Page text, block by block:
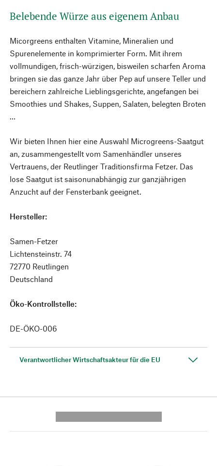
Belebende Würze aus eigenem Anbau
Micorgreens enthalten Vitamine, Mineralien und
Spurenelemente in komprimierter Form. Mit ihrem
vollmundigen, frisch-würzigen, bisweilen scharfen Aroma
bringen sie das ganze Jahr über Pep auf unsere Teller und
bereichern zahlreiche Lieblingsgerichte, angefangen bei
Smoothies und Shakes, Suppen, Salaten, belegten Broten
…
Wir bieten Ihnen hier eine Auswahl Microgreens-Saatgut
an, zusammengestellt vom Samenhändler unseres
Vertrauens, der Reutlinger Traditionsfirma Fetzer. Das
lose Saatgut ist saisonunabhängig zur ganzjährigen
Anzucht auf der Fensterbank geeignet.
Hersteller:
Samen-Fetzer
Lichtensteinstr. 74
72770 Reutlingen
Deutschland
Öko-Kontrollstelle:
DE-ÖKO-006
Verantwortlicher Wirtschaftsakteur für die EU